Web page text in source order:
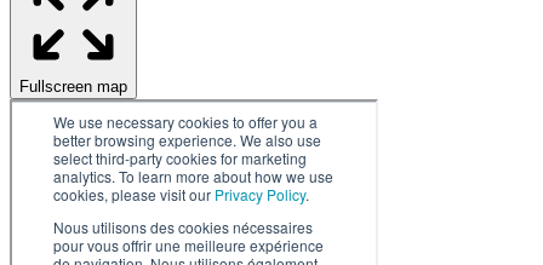
Fullscreen map